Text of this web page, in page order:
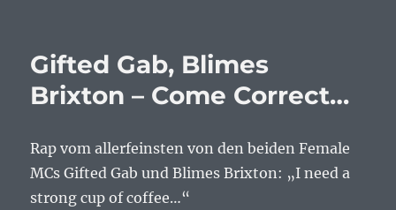
38
Spesh,
The
–
Smooth
Jazz…
Gifted Gab, Blimes
Brixton – Come Correct…
Rap vom allerfeinsten von den beiden Female
MCs Gifted Gab und Blimes Brixton: „I need a
strong cup of coffee…“